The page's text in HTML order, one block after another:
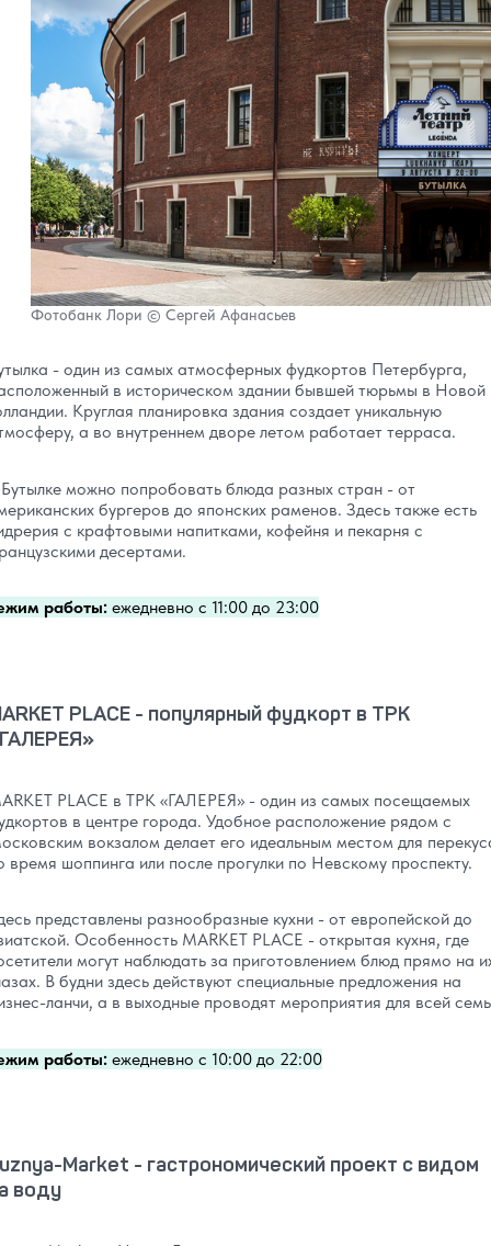
Фотобанк Лори © Сергей Афанасьев
- один из самых атмосферных фудкортов Петербурга,
в историческом здании бывшей тюрьмы в Новой
Круглая планировка здания создает уникальную
а во внутреннем дворе летом работает терраса.
можно попробовать блюда разных стран - от
бургеров до японских раменов. Здесь также есть
с крафтовыми напитками, кофейня и пекарня с
десертами.
работы: ежедневно с 11:00 до 23:00
PLACE - популярный фудкорт в ТРК
PLACE в ТРК «‎ГАЛЕРЕЯ» - один из самых посещаемых
в центре города. Удобное расположение рядом с
вокзалом делает его идеальным местом для
время шоппинга или после прогулки по Невскому проспекту.
представлены разнообразные кухни - от европейской до
Особенность MARKET PLACE - открытая кухня, где
могут наблюдать за приготовлением блюд прямо на
В будни здесь действуют специальные предложения на
ланчи, а в выходные проводят мероприятия для всей
работы: ежедневно с 10:00 до 22:00
Market - гастрономический проект с видом
воду